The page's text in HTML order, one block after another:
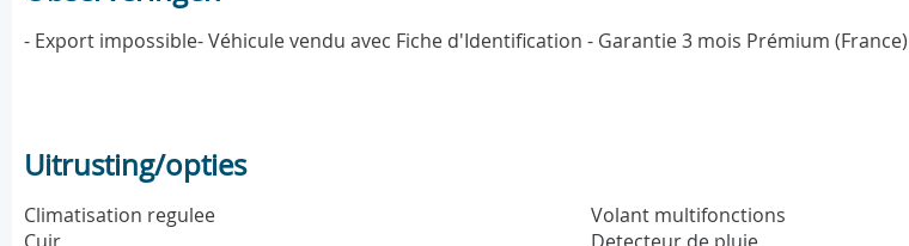
- Export impossible- Véhicule vendu avec Fiche d'Identification - Garantie 3 mois Prémium (France)
Uitrusting/opties
Climatisation regulee
Volant multifonctions